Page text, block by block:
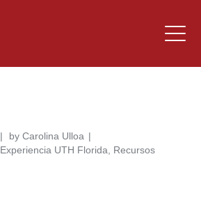
byCarolina Ulloa
Experiencia UTH Florida
Recursos